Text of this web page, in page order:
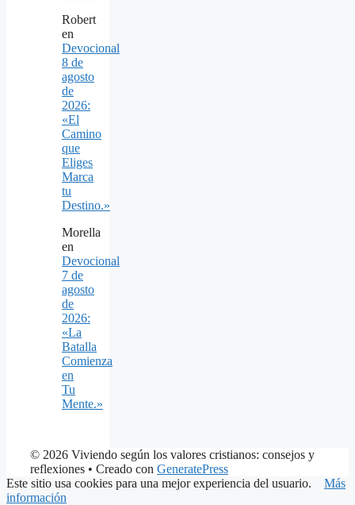
Robert
en
Devocional
8 de
agosto
de
2026:
«El
Camino
que
Eliges
Marca
tu
Destino.»
Morella
en
Devocional
7 de
agosto
de
2026:
«La
Batalla
Comienza
en
Tu
Mente.»
© 2026 Viviendo según los valores cristianos: consejos y
reflexiones • Creado con GeneratePress
Este sitio usa cookies para una mejor experiencia del usuario. Más
información